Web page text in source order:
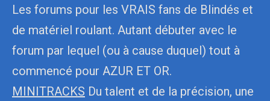
Les forums pour les VRAIS fans de Blindés et
de matériel roulant. Autant débuter avec le
forum par lequel (ou à cause duquel) tout à
commencé pour AZUR ET OR.
MINITRACKS Du talent et de la précision, une